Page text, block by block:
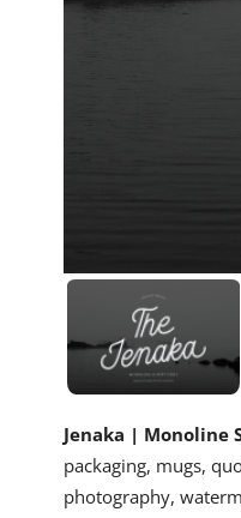
Jenaka | Monoline
packaging, mugs,
photography,